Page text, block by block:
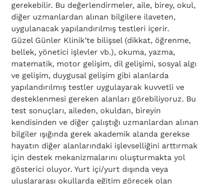
gerekebilir. Bu değerlendirmeler, aile, birey, okul,
diğer uzmanlardan alınan bilgilere ilaveten,
uygulanacak yapılandırılmış testleri içerir.
Güzel Günler Klinik’te bilişsel (dikkat, öğrenme,
bellek, yönetici işlevler vb.), okuma, yazma,
matematik, motor gelişim, dil gelişimi, sosyal algı
ve gelişim, duygusal gelişim gibi alanlarda
yapılandırılmış testler uygulayarak kuvvetli ve
desteklenmesi gereken alanları görebiliyoruz. Bu
test sonuçları, aileden, okuldan, bireyin
kendisinden ve diğer çalıştığı uzmanlardan alınan
bilgiler ışığında gerek akademik alanda gerekse
hayatın diğer alanlarındaki işlevselliğini arttırmak
için destek mekanizmalarını oluşturmakta yol
gösterici oluyor. Yurt içi/yurt dışında veya
uluslararası okullarda eğitim görecek olan